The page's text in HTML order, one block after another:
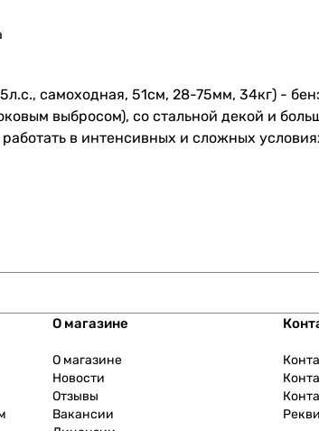
самоходная, 51см, 28-75мм, 34кг) -
выбросом), со стальной декой и
в интенсивных и сложных
О магазине
О магазине
Новости
Отзывы
Вакансии